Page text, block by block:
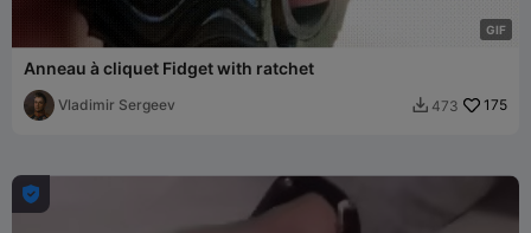
GIF
Anneau à cliquet Fidget with ratchet
Vladimir Sergeev  473 175
